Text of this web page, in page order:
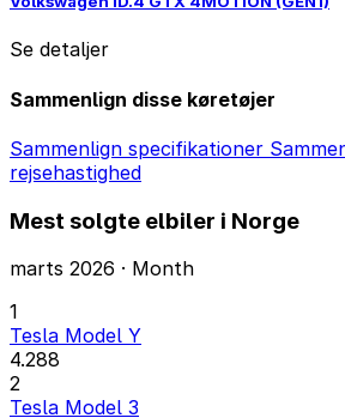
Se detaljer
Sammenlign disse køretøjer
Sammenlign specifikationer
rejsehastighed
Mest solgte elbiler i Norge
marts 2026 · Month
1
Tesla Model Y
4.288
2
Tesla Model 3